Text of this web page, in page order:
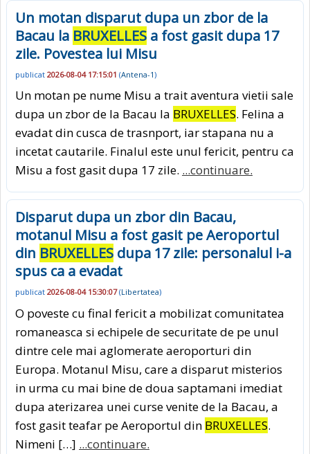
Un motan disparut dupa un zbor de la
Bacau la BRUXELLES a fost gasit dupa 17
zile. Povestea lui Misu
publicat 2026-08-04 17:15:01 (Antena-1)
Un motan pe nume Misu a trait aventura vietii sale
dupa un zbor de la Bacau la BRUXELLES. Felina a
evadat din cusca de trasnport, iar stapana nu a
incetat cautarile. Finalul este unul fericit, pentru ca
Misu a fost gasit dupa 17 zile. ...continuare.
Disparut dupa un zbor din Bacau,
motanul Misu a fost gasit pe Aeroportul
din BRUXELLES dupa 17 zile: personalul i-a
spus ca a evadat
publicat 2026-08-04 15:30:07(Libertatea)
O poveste cu final fericit a mobilizat comunitatea
romaneasca si echipele de securitate de pe unul
dintre cele mai aglomerate aeroporturi din
Europa. Motanul Misu, care a disparut misterios
in urma cu mai bine de doua saptamani imediat
dupa aterizarea unei curse venite de la Bacau, a
fost gasit teafar pe Aeroportul din BRUXELLES.
Nimeni […] ...continuare.